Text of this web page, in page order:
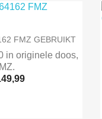
bekijken
FMZ GEBRUIKT
in originele doos,